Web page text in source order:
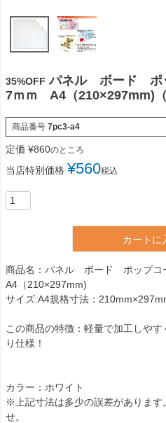
35%OFF パネル ボード ポ
7ｍｍ A4（210×297mm)（
商品番号 7pc3-a4
定価 ¥860のところ
当店特別価格 ¥560税込
カートに
商品名：パネル ボード ポップ
A4（210×297mm)
サイズ:A4規格寸法：
この商品の特徴：軽量で加工しや
り仕様！
カラー：ホワイト
※上記寸法は多少の誤差があります
せ。